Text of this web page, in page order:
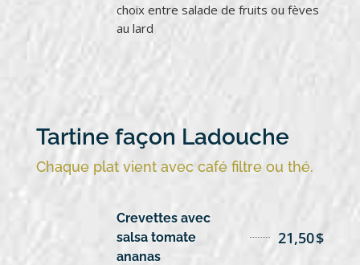
choix entre salade de fruits ou fèves
au lard
Tartine façon Ladouche
Chaque plat vient avec café filtre ou thé.
Crevettes avec
salsa tomate
ananas
$
21,50